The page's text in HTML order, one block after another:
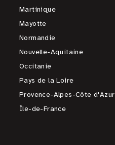
Martinique
Mayotte
Normandie
Nouvelle-Aquitaine
Occitanie
Pays de la Loire
Provence-Alpes-Côte d'Azur
Île-de-France